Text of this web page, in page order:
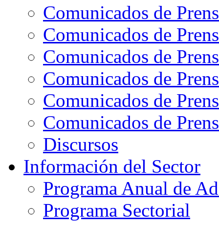
Comunicados de
Comunicados de
Comunicados de
Comunicados de
Comunicados de
Comunicados de
Discursos
Información del Sector
Programa Anual de
Programa Sectorial